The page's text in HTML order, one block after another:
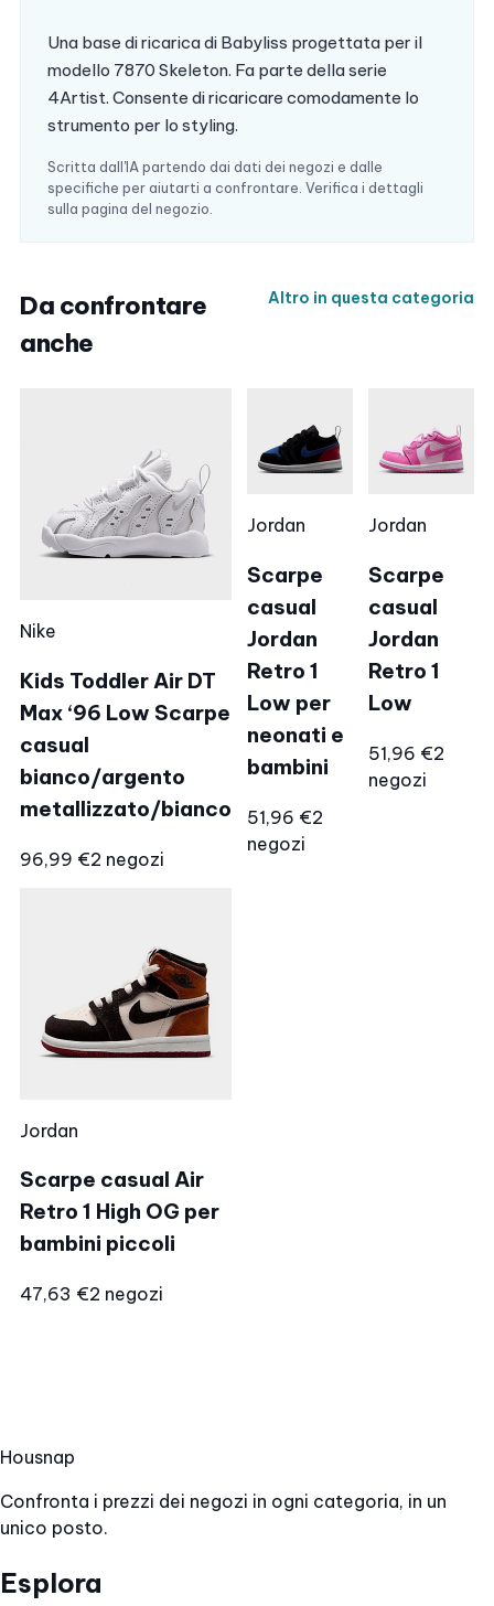
Una base di ricarica di Babyliss progettata per il
modello 7870 Skeleton. Fa parte della serie
4Artist. Consente di ricaricare comodamente lo
strumento per lo styling.
Scritta dall'IA partendo dai dati dei negozi e dalle
specifiche per aiutarti a confrontare. Verifica i dettagli
sulla pagina del negozio.
Da confrontare
anche
Altro in questa categoria
Nike
Kids Toddler Air DT
Max ‘96 Low Scarpe
casual
bianco/argento
metallizzato/bianco
96,99 €2 negozi
Jordan
Scarpe
casual
Jordan
Retro 1
Low per
neonati e
bambini
51,96 €2
negozi
Jordan
Scarpe
casual
Jordan
Retro 1
Low
51,96 €2
negozi
Jordan
Scarpe casual Air
Retro 1 High OG per
bambini piccoli
47,63 €2 negozi
Housnap
Confronta i prezzi dei negozi in ogni categoria, in un
unico posto.
Esplora